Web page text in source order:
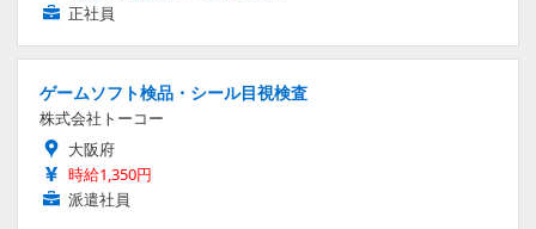
正社員
ゲームソフト検品・シール目視検査
株式会社トーコー
大阪府
時給1,350円
派遣社員